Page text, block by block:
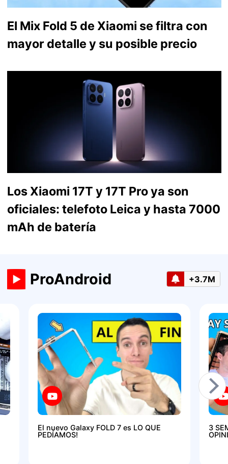
El Mix Fold 5 de Xiaomi se filtra con
mayor detalle y su posible precio
Los Xiaomi 17T y 17T Pro ya son
oficiales: telefoto Leica y hasta 7000
mAh de batería
ProAndroid +3.7M
El nuevo Galaxy FOLD 7 es LO QUE
PEDÍAMOS!
3